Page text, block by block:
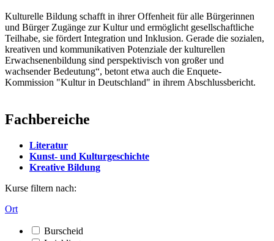
Kulturelle Bildung schafft in ihrer Offenheit für alle Bürgerinnen
und Bürger Zugänge zur Kultur und ermöglicht gesellschaftliche
Teilhabe, sie fördert Integration und Inklusion. Gerade die sozialen,
kreativen und kommunikativen Potenziale der kulturellen
Erwachsenenbildung sind perspektivisch von großer und
wachsender Bedeutung“, betont etwa auch die Enquete-
Kommission "Kultur in Deutschland" in ihrem Abschlussbericht.
Fachbereiche
Literatur
Kunst- und Kulturgeschichte
Kreative Bildung
Kurse filtern nach:
Ort
Burscheid